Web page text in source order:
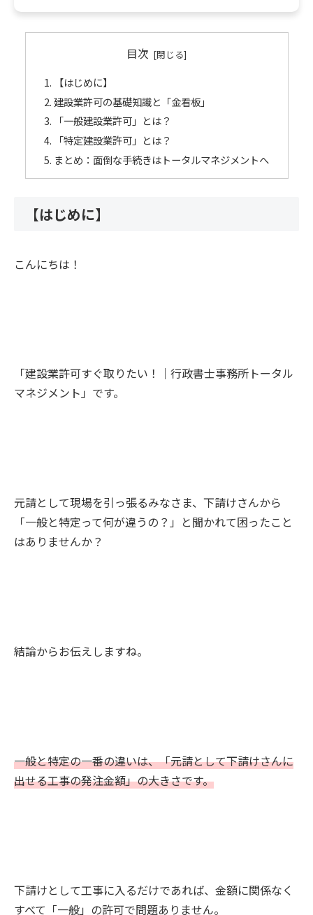
目次
【はじめに】
建設業許可の基礎知識と「金看板」
「一般建設業許可」とは？
「特定建設業許可」とは？
まとめ：面倒な手続きはトータルマネジメントへ
【はじめに】
こんにちは！
「建設業許可すぐ取りたい！｜行政書士事務所トータル
マネジメント」です。
元請として現場を引っ張るみなさま、下請けさんから
「一般と特定って何が違うの？」と聞かれて困ったこと
はありませんか？
結論からお伝えしますね。
一般と特定の一番の違いは、「元請として下請けさんに
出せる工事の発注金額」の大きさです。
下請けとして工事に入るだけであれば、金額に関係なく
すべて「一般」の許可で問題ありません。